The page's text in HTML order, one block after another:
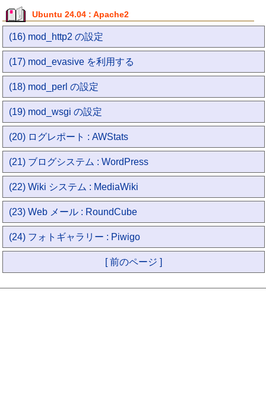
Ubuntu 24.04 : Apache2
(16) mod_http2 の設定
(17) mod_evasive を利用する
(18) mod_perl の設定
(19) mod_wsgi の設定
(20) ログレポート : AWStats
(21) ブログシステム : WordPress
(22) Wiki システム : MediaWiki
(23) Web メール : RoundCube
(24) フォトギャラリー : Piwigo
[ 前のページ ]